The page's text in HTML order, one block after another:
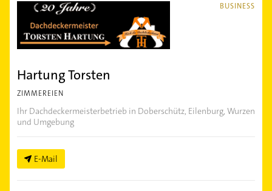
BUSINESS
Hartung Torsten
ZIMMEREIEN
Ihr Dachdeckermeisterbetrieb in Doberschütz, Eilenburg, Wurzen
und Umgebung
E-Mail